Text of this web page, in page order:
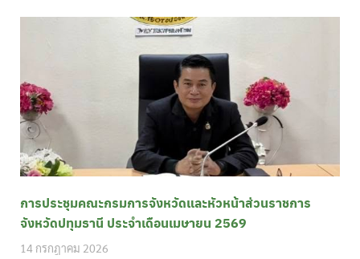
การประชุมคณะกรมการจังหวัดและหัวหน้าส่วนราชการ
จังหวัดปทุมธานี ประจำเดือนเมษายน 2569
14 กรกฎาคม 2026